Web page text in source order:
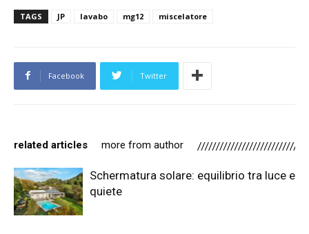
TAGS JP lavabo mg12 miscelatore
Facebook Twitter
related articles more from author
Schermatura solare: equilibrio tra luce e
quiete